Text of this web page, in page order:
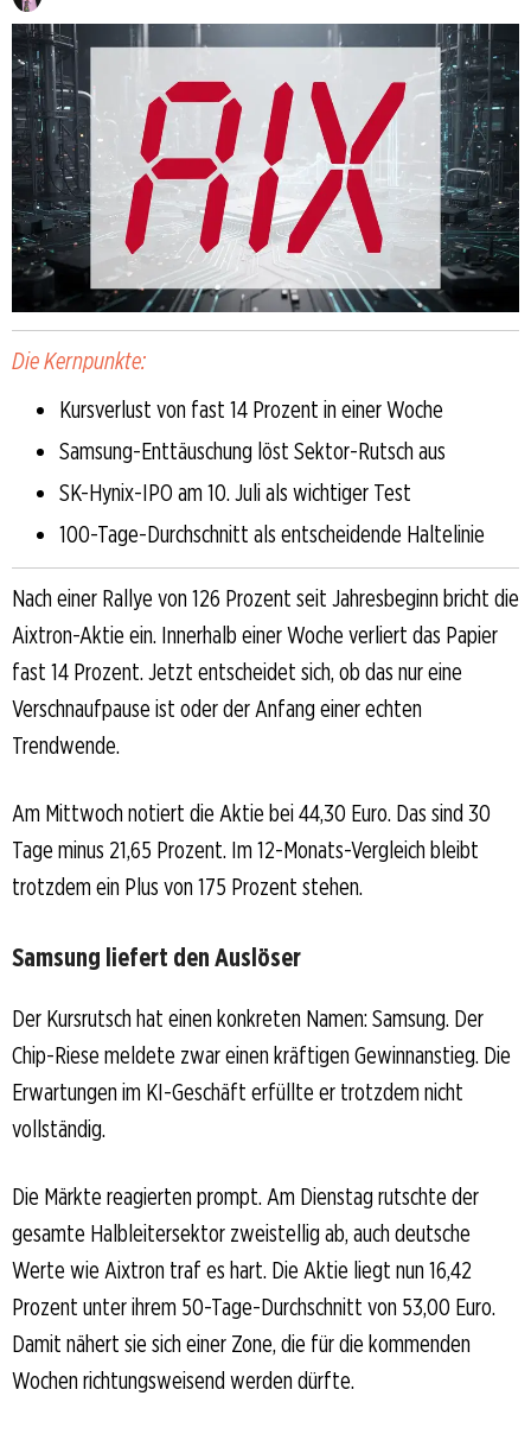
Die Kernpunkte:
Kursverlust von fast 14 Prozent in einer Woche
Samsung-Enttäuschung löst Sektor-Rutsch aus
SK-Hynix-IPO am 10. Juli als wichtiger Test
100-Tage-Durchschnitt als entscheidende Haltelinie
Nach einer Rallye von 126 Prozent seit Jahresbeginn bricht die
Aixtron-Aktie ein. Innerhalb einer Woche verliert das Papier
fast 14 Prozent. Jetzt entscheidet sich, ob das nur eine
Verschnaufpause ist oder der Anfang einer echten
Trendwende.
Am Mittwoch notiert die Aktie bei 44,30 Euro. Das sind 30
Tage minus 21,65 Prozent. Im 12-Monats-Vergleich bleibt
trotzdem ein Plus von 175 Prozent stehen.
Samsung liefert den Auslöser
Der Kursrutsch hat einen konkreten Namen: Samsung. Der
Chip-Riese meldete zwar einen kräftigen Gewinnanstieg. Die
Erwartungen im KI-Geschäft erfüllte er trotzdem nicht
vollständig.
Die Märkte reagierten prompt. Am Dienstag rutschte der
gesamte Halbleitersektor zweistellig ab, auch deutsche
Werte wie Aixtron traf es hart. Die Aktie liegt nun 16,42
Prozent unter ihrem 50-Tage-Durchschnitt von 53,00 Euro.
Damit nähert sie sich einer Zone, die für die kommenden
Wochen richtungsweisend werden dürfte.